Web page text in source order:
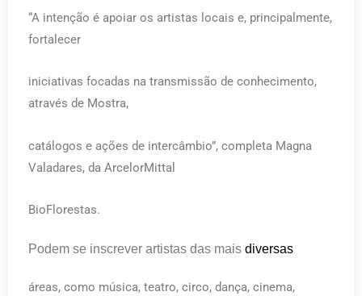
“A intenção é apoiar os artistas locais e, principalmente,
fortalecer
iniciativas focadas na transmissão de conhecimento,
através de Mostra,
catálogos e ações de intercâmbio”, completa Magna
Valadares, da ArcelorMittal
BioFlorestas.
Podem se inscrever artistas das mais diversas
áreas, como música, teatro, circo, dança, cinema,